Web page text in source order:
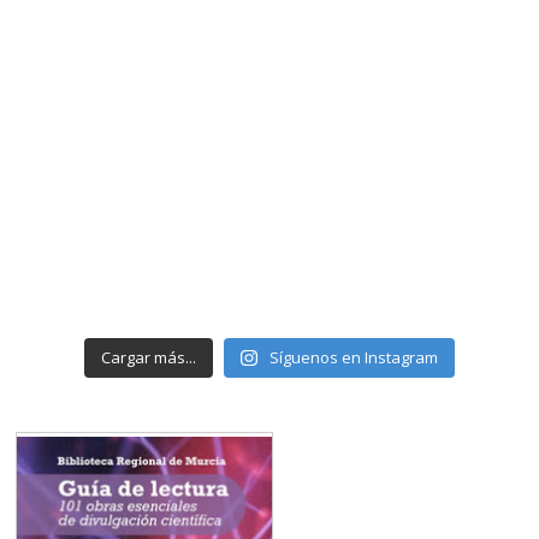
Cargar más... Síguenos en Instagram